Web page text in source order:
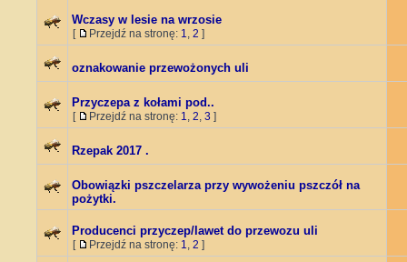
Wczasy w lesie na wrzosie
[ Przejdź na stronę: 1, 2 ]
oznakowanie przewożonych uli
Przyczepa z kołami pod..
[ Przejdź na stronę: 1, 2, 3 ]
Rzepak 2017 .
Obowiązki pszczelarza przy wywożeniu pszczół na
pożytki.
Producenci przyczep/lawet do przewozu uli
[ Przejdź na stronę: 1, 2 ]